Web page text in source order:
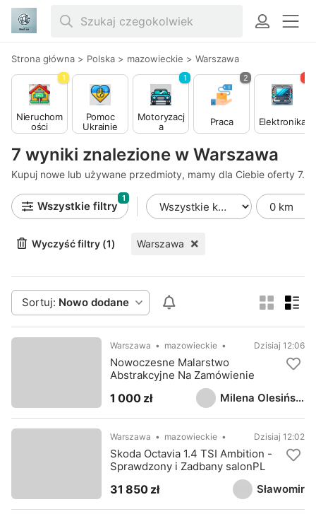
Strona główna > Polska > mazowieckie > Warszawa
7 wyniki znalezione w Warszawa
Kupuj nowe lub używane przedmioty, mamy dla Ciebie oferty 7.
Nieruchom
ości
1
Pomoc
Ukrainie
Motoryzacj
a
1
Praca
2
Elektronika
Wszystkie filtry
1
Wyczyść filtry (1) Warszawa
Sortuj: Nowo dodane
Milena Olesińska
Warszawa mazowieckie Dzisiaj 12:06
Nowoczesne Malarstwo
Abstrakcyjne Na Zamówienie
1 000 zł
Sławomir
Warszawa mazowieckie Dzisiaj 12:02
Skoda Octavia 1.4 TSI Ambition -
Sprawdzony i Zadbany salonPL
31 850 zł